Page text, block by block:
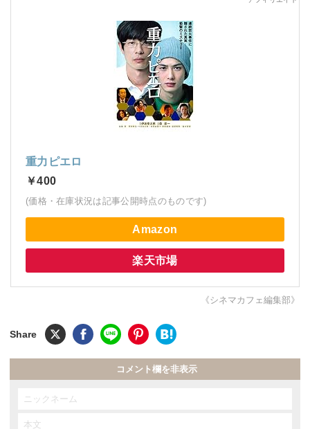
重力ピエロ
￥400
(価格・在庫状況は記事公開時点のものです)
Amazon
楽天市場
《シネマカフェ編集部》
コメント欄を非表示